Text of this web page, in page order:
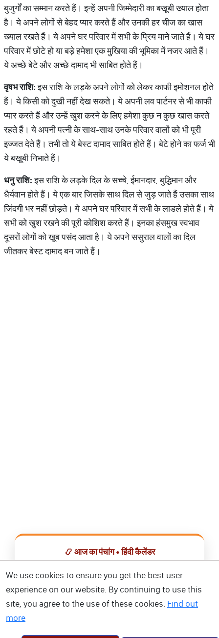
बुजुर्गों का सम्मान करते हैं। इन्हें अपनी जिम्मेदारी का बखूबी ख्याल होता
है। ये अपने लोगों से बेहद प्यार करते हैं और उनकी हर चीज का खास
ख्याल रखते हैं। ये अपने घर परिवार में सभी के प्रिय माने जाते हैं। ये घर
परिवार में छोटे हो या बड़े हमेशा एक मुखिया की भूमिका में नजर आते हैं।
ये अच्छे बेटे और अच्छे दामाद भी साबित होते हैं।
वृषभराशि:इस राशि के लड़के अपने लोगों को लेकर काफी इमोशनल होते
हैं। ये किसी को दुखी नहीं देख सकते। ये अपनी लव पार्टनर से भी काफी
प्यार करते हैं और उन्हें खुश करने के लिए हमेशा कुछ न कुछ खास करते
रहते हैं। ये अपनी पत्नी के साथ-साथ उनके परिवार वालों को भी पूरी
इज्जत देते हैं। तभी तो ये बेस्ट दामाद साबित होते हैं। बेटे होने का फर्ज भी
ये बखूबी निभाते हैं।
धनुराशि:इस राशि के लड़के दिल के सच्चे, ईमानदार, बुद्धिमान और
धैर्यवान होते हैं। ये एक बार जिसके साथ दिल से जुड़ जाते हैं उसका साथ
जिंदगी भर नहीं छोड़ते। ये अपने घर परिवार में सभी के लाडले होते हैं। ये
सभी को खुश रखने की पूरी कोशिश करते हैं। इनका हंसमुख स्वभाव
दूसरों लोगों को खूब पसंद आता है। ये अपने ससुराल वालों का दिल
जीतकर बेस्ट दामाद बन जाते हैं।
📿 आज का पंचांग • हिंदी कैलेंडर
📅 हिंदी कैलेंडर ऐप डाउनलोड करें
We use cookies to ensure you get the best user
experience on our website. By continuing to use this
site, you agree to the use of these cookies. Find out
more